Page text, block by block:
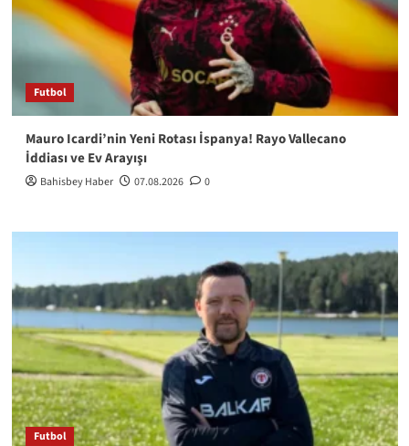
Futbol
Mauro Icardi’nin Yeni Rotası İspanya! Rayo Vallecano
İddiası ve Ev Arayışı
Bahisbey Haber 07.08.2026 0
Futbol